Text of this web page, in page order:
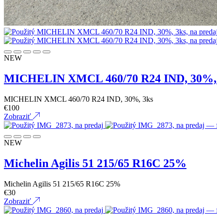
NEW
MICHELIN XMCL 460/70 R24 IND,
MICHELIN XMCL 460/70 R24 IND, 30%, 3ks
€100
Zobraziť
NEW
Michelin Agilis 51 215/65 R16C 25%
Michelin Agilis 51 215/65 R16C 25%
€30
Zobraziť